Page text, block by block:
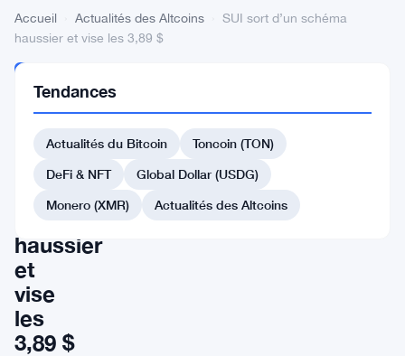
Accueil Actualités des Altcoins
SUI sort d’un schéma
haussier et vise les 3,89 $
DES
ALTCOINS
SUI
sort
d’un
schéma
haussier
et
vise
les
3,89 $
Tendances
Actualités du Bitcoin
Toncoin (TON)
DeFi & NFT
Global Dollar (USDG)
Monero (XMR)
Actualités des Altcoins